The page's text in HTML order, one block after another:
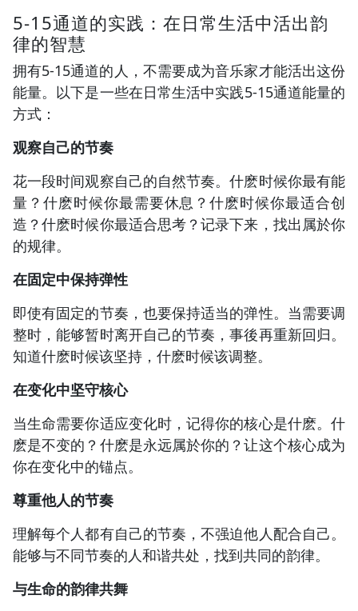
5-15通道的实践：在日常生活中活出韵
律的智慧
拥有5-15通道的人，不需要成为音乐家才能活出这份
能量。以下是一些在日常生活中实践5-15通道能量的
方式：
观察自己的节奏
花一段时间观察自己的自然节奏。什麽时候你最有能
量？什麽时候你最需要休息？什麽时候你最适合创
造？什麽时候你最适合思考？记录下来，找出属於你
的规律。
在固定中保持弹性
即使有固定的节奏，也要保持适当的弹性。当需要调
整时，能够暂时离开自己的节奏，事後再重新回归。
知道什麽时候该坚持，什麽时候该调整。
在变化中坚守核心
当生命需要你适应变化时，记得你的核心是什麽。什
麽是不变的？什麽是永远属於你的？让这个核心成为
你在变化中的锚点。
尊重他人的节奏
理解每个人都有自己的节奏，不强迫他人配合自己。
能够与不同节奏的人和谐共处，找到共同的韵律。
与生命的韵律共舞